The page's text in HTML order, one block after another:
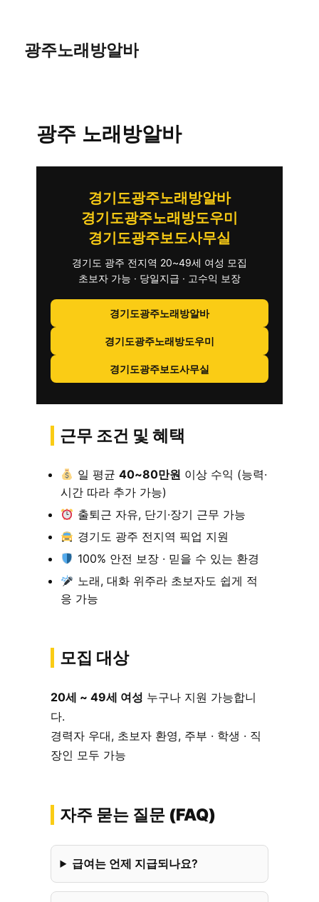
광주노래방알바
광주 노래방알바
경기도광주노래방알바
경기도광주노래방도우미
경기도광주보도사무실
경기도 광주 전지역 20~49세 여성 모집
초보자 가능 · 당일지급 · 고수익 보장
경기도광주노래방알바
경기도광주노래방도우미
경기도광주보도사무실
근무 조건 및 혜택
일 평균 40~80만원 이상 수익 (능력·
시간 따라 추가 가능)
출퇴근 자유, 단기·장기 근무 가능
경기도 광주 전지역 픽업 지원
100% 안전 보장 · 믿을 수 있는 환경
노래, 대화 위주라 초보자도 쉽게 적
응 가능
모집 대상
20세 ~ 49세 여성 누구나 지원 가능합니
다.
경력자 우대, 초보자 환영, 주부 · 학생 · 직
장인 모두 가능
자주 묻는 질문 (FAQ)
급여는 언제 지급되나요?